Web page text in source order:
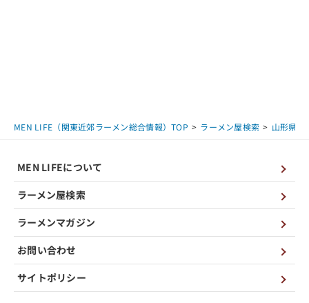
MEN LIFE（関東近郊ラーメン総合情報）TOP ラーメン屋検索 山形県
MEN LIFEについて
ラーメン屋検索
ラーメンマガジン
お問い合わせ
サイトポリシー